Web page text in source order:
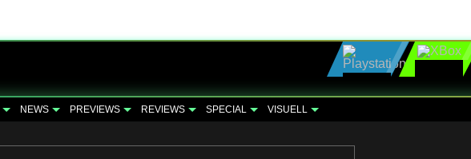
NEWS PREVIEWS REVIEWS SPECIAL VISUELL